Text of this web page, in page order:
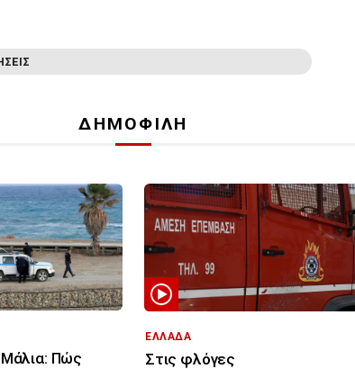
ΔΗΜΟΦΙΛΗ
Πώς
ΕΛΛΑΔΑ
Στις φλόγες